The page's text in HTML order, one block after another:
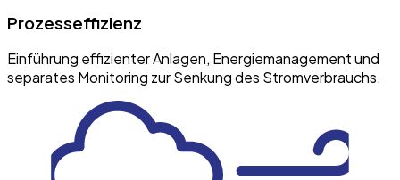
Prozesseffizienz
Einführung effizienter Anlagen, Energiemanagement und
separates Monitoring zur Senkung des Stromverbrauchs.